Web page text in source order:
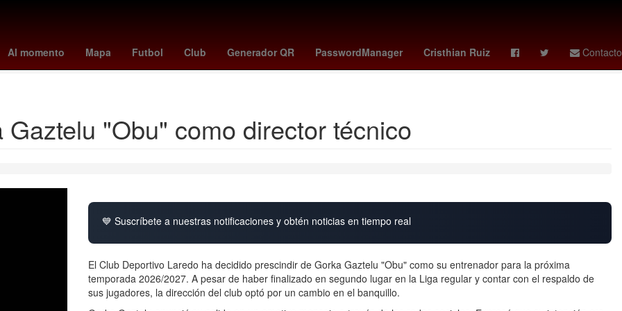
Al momento Mapa Futbol Club Generador QR PasswordManager Cristhian Ruiz Contacto
Miguel Hidalgo y Costilla Raúl Alpizar Pedro Sicard Edmundo Jacobo Molina
Alejandro Moreno Cárdenas
Global por un aborto legal y seguro
Google Earth
"Obu" como director técnico
💙 Suscríbete a nuestras notificaciones y obtén noticias en tiempo real
El Club Deportivo Laredo ha decidido prescindir de Gorka Gaztelu "Obu" como su entrenador para la próxima
temporada 2026/2027. A pesar de haber finalizado en segundo lugar en la Liga regular y contar con el respaldo de
sus jugadores, la dirección del club optó por un cambio en el banquillo.